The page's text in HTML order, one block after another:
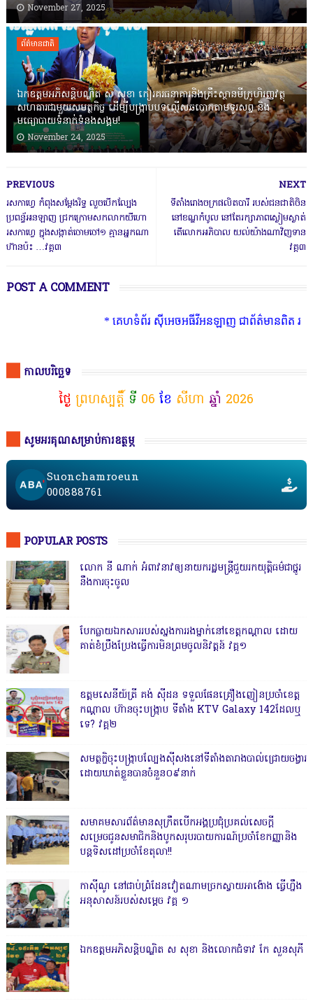
November 27, 2025
ព័ត៌មានជាតិ
ឯកឧត្តមអភិសន្តិបណ្ឌិត ស សុខា កៀរគរធនាគារនិងគ្រឹះស្ថានមីក្រូហិរញ្ញវត្ថុ
សហការជាមួយសមត្ថកិច្ច ដើម្បីបង្ក្រាបបទល្មើសឆបោកតាមទូរសព្ទ និង
មធ្យោបាយទំនាក់ទំនងសង្គម!
November 24, 2025
NEXT
ទីតាំងរោងចក្រផលិតបារី របស់ជនជាតិចិន
នៅខណ្ឌកំបូល នៅតែរក្សាភាពស្ងៀមស្ងាត់
តើលោកអភិបាល យល់យ៉ាងណាវិញទាន
វគ្គ៣
PREVIOUS
រសកាហ្វេ កំពុងសម្តែងរិទ្ធ លួចបើកល្បែង
ប្រពន្ធ័អនឡាញ ជ្រកក្រោមសកលាកយីហោ
រសកាហ្វេ ក្នុងសង្កាត់ចោមចៅ១ គ្មានអ្នកណា
ហ៊ានប៉ះ …វគ្គ៣
POST A COMMENT
* គេហទំព័រ ស៊ីអេចអធីវីអនឡាញ ជាព័ត៌មានពិត រហ័ស អព្យា
កាលបរិច្ឆេទ
ថ្ងៃ ព្រហស្បត្តិ៍ ទី 06 ខែ សីហា ឆ្នាំ 2026
សូមអរគុណសម្រាប់ការឧត្ថម្ភ
Suonchamroeun
000888761
POPULAR POSTS
លោក នី ណាក់ អំពាវនាវឲ្យនាយករដ្ឋមន្ត្រីជួយរកយុត្តិធម៌ជាថ្នូរ
នឹងការចុះចូល
បែកធ្លាយឯកសាររបស់ស្នងការរងម្នាក់នៅខេត្តកណ្ដាល ដោយ
គាត់ខំប្រឹងប្រែងធ្វើការមិនព្រមចូលនិវត្តន៍ វគ្គ១
ឧត្តមសេនីយ៍ត្រី គង់ ស៊ីដន ទទួលផែនគ្រឿងញៀនប្រចាំខេត្ត
កណ្តាល ហ៊ានចុះបង្ក្រាប ទីតាំង KTV Galaxy 142ដែលឬ
ទេ? វគ្គ២
សមត្ថកិ្ចចុះបង្ក្រាបល្បែងស៊ីសងនៅទីតាំងតារាងបាល់ជ្រោយចង្វារ
ដោយឃាត់ខ្លួនបានចំនួន០៩នាក់
សមាគមសារព័ត៌មានសុក្រឹតបើកអង្គប្រជុំប្រគល់សេចក្តី
សម្រេចជូនសមាជិកនិងបូកសរុបរបាយការណ៍ប្រចាំខែកញ្ញានិង
បន្តទិសដៅប្រចាំខែតុលា!!
កាសុីណូ នៅជាប់ព្រំដែនវៀតណាមច្រកស្វាយអាង៉ោង ធ្វើហ្នឹង
អនុសាសន៍របស់សម្ដេច វគ្គ ១
ឯកឧត្តមអភិសន្តិបណ្ឌិត ស សុខា និងលោកជំទាវ កែ សួនសុភី